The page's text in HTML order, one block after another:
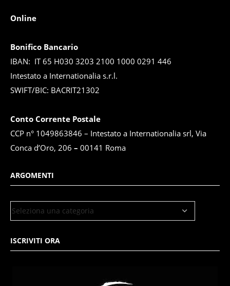
Online
Bonifico Bancario
IBAN: IT 65 H030 3203 2100 1000 0291 446
Intestato a Internationalia s.r.l.
SWIFT/BIC: BACRIT21302
Conto Corrente Postale
CCP n° 1049863846 – Intestato a Internationalia srl, Via
Conca d’Oro, 206 – 00141 Roma
ARGOMENTI
ISCRIVITI ORA